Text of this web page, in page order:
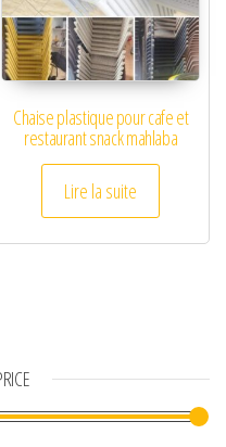
Chaise plastique pour cafe et
restaurant snack mahlaba
Lire la suite